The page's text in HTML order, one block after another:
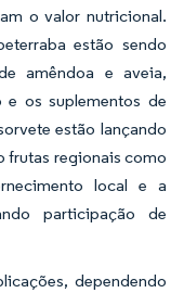
o valor nutricional.
estão sendo
amêndoa e aveia,
os suplementos de
estão lançando
frutas regionais como
local e a
participação de
dependendo